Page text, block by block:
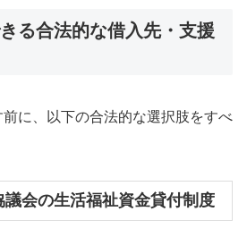
る合法的な借入先・支援
に、以下の合法的な選択肢をすべ
会の生活福祉資金貸付制度